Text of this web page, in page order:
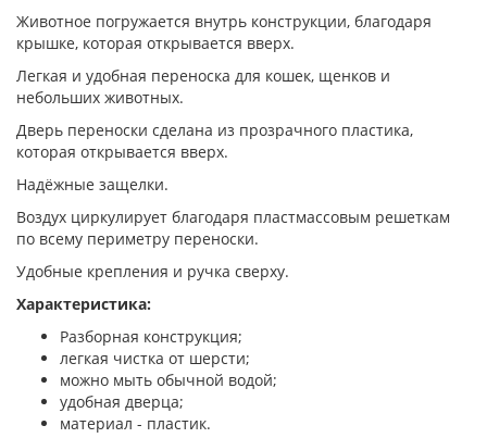
Животное погружается внутрь конструкции, благодаря
крышке, которая открывается вверх.
Легкая и удобная переноска для кошек, щенков и
небольших животных.
Дверь переноски сделана из прозрачного пластика,
которая открывается вверх.
Надёжные защелки.
Воздух циркулирует благодаря пластмассовым решеткам
по всему периметру переноски.
Удобные крепления и ручка сверху.
Характеристика:
Разборная конструкция;
легкая чистка от шерсти;
можно мыть обычной водой;
удобная дверца;
материал - пластик.